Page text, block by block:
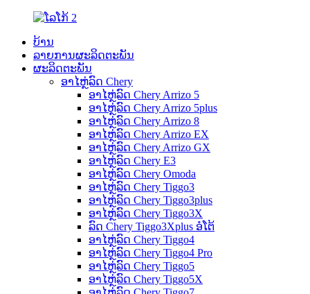
ບ້ານ
ລາຍການຜະລິດຕະພັນ
ຜະລິດຕະພັນ
ອາໄຫຼ່ລົດ Chery
ອາໄຫຼ່ລົດ Chery Arrizo 5
ອາໄຫຼ່ລົດ Chery Arrizo 5plus
ອາໄຫຼ່ລົດ Chery Arrizo 8
ອາໄຫຼ່ລົດ Chery Arrizo EX
ອາໄຫຼ່ລົດ Chery Arrizo GX
ອາໄຫຼ່ລົດ Chery E3
ອາໄຫຼ່ລົດ Chery Omoda
ອາໄຫຼ່ລົດ Chery Tiggo3
ອາໄຫຼ່ລົດ Chery Tiggo3plus
ອາໄຫຼ່ລົດ Chery Tiggo3X
ລົດ Chery Tiggo3Xplus ອໍໂຕ້
ອາໄຫຼ່ລົດ Chery Tiggo4
ອາໄຫຼ່ລົດ Chery Tiggo4 Pro
ອາໄຫຼ່ລົດ Chery Tiggo5
ອາໄຫຼ່ລົດ Chery Tiggo5X